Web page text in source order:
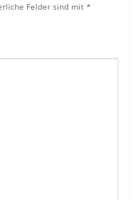
Felder sind mit *